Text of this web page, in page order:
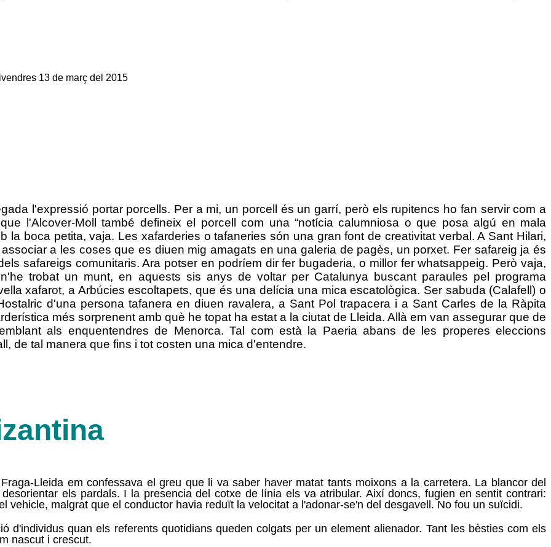
13 de març del 2015
l'expressió portar porcells. Per a mi, un porcell és un garrí, però els rupitencs ho fan servir com a
l'Alcover-Moll també defineix el porcell com una “notícia calumniosa o que posa algú en mala
la boca petita, vaja. Les xafarderies o tafaneries són una gran font de creativitat verbal. A Sant Hilari,
a les coses que es diuen mig amagats en una galeria de pagès, un porxet. Fer safareig ja és
safareigs comunitaris. Ara potser en podríem dir fer bugaderia, o millor fer whatsappeig. Però vaja,
trobat un munt, en aquests sis anys de voltar per Catalunya buscant paraules pel programa
xafarot, a Arbúcies escoltapets, que és una delícia una mica escatològica. Ser sabuda (Calafell) o
d'una persona tafanera en diuen ravalera, a Sant Pol trapacera i a Sant Carles de la Ràpita
més sorprenent amb què he topat ha estat a la ciutat de Lleida. Allà em van assegurar que de
als enquentendres de Menorca. Tal com està la Paeria abans de les properes eleccions
de tal manera que fins i tot costen una mica d'entendre.
Lleida em confessava el greu que li va saber haver matat tants moixons a la carretera. La blancor del
els pardals. I la presencia del cotxe de línia els va atribular. Així doncs, fugien en sentit contrari:
vehicle, malgrat que el conductor havia reduït la velocitat a l'adonar-se'n del desgavell. No fou un suïcidi.
d'individus quan els referents quotidians queden colgats per un element alienador. Tant les bèsties com els
nascut i crescut.